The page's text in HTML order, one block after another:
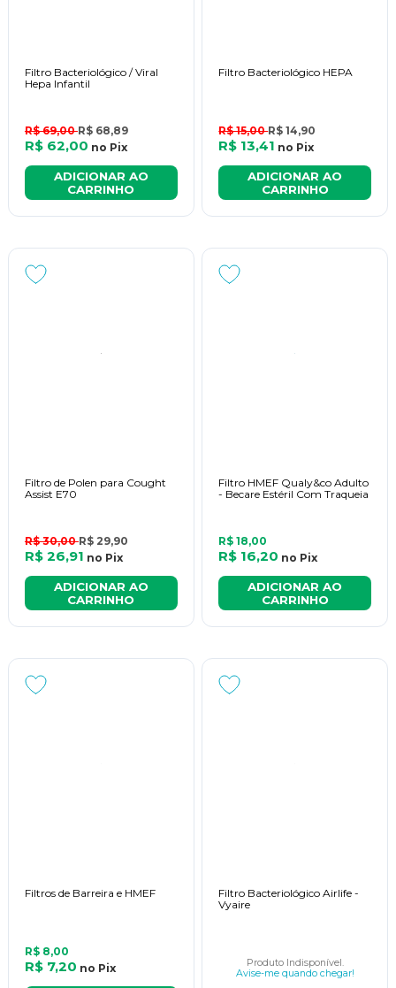
Filtro Bacteriológico / Viral
Hepa Infantil
R$ 69,00R$ 68,89
R$ 62,00 no Pix
ADICIONAR AO
CARRINHO
Filtro Bacteriológico HEPA
R$ 15,00R$ 14,90
R$ 13,41 no Pix
ADICIONAR AO
CARRINHO
Filtro de Polen para Cought
Assist E70
R$ 30,00R$ 29,90
R$ 26,91 no Pix
ADICIONAR AO
CARRINHO
Filtro HMEF Qualy&co Adulto
- Becare Estéril Com Traqueia
R$ 18,00
R$ 16,20 no Pix
ADICIONAR AO
CARRINHO
Filtros de Barreira e HMEF
R$ 8,00
R$ 7,20 no Pix
Filtro Bacteriológico Airlife -
Vyaire
Produto Indisponível.
Avise-me quando chegar!